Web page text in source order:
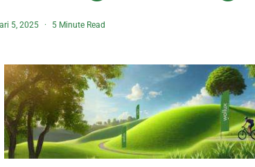
5, 2025 5 Minute Read